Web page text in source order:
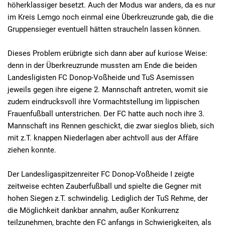
höherklassiger besetzt. Auch der Modus war anders, da es nur
im Kreis Lemgo noch einmal eine Überkreuzrunde gab, die die
Gruppensieger eventuell hätten straucheln lassen können.
Dieses Problem erübrigte sich dann aber auf kuriose Weise:
denn in der Überkreuzrunde mussten am Ende die beiden
Landesligisten FC Donop-Voßheide und TuS Asemissen
jeweils gegen ihre eigene 2. Mannschaft antreten, womit sie
zudem eindrucksvoll ihre Vormachtstellung im lippischen
Frauenfußball unterstrichen. Der FC hatte auch noch ihre 3.
Mannschaft ins Rennen geschickt, die zwar sieglos blieb, sich
mit z.T. knappen Niederlagen aber achtvoll aus der Affäre
ziehen konnte.
Der Landesligaspitzenreiter FC Donop-Voßheide I zeigte
zeitweise echten Zauberfußball und spielte die Gegner mit
hohen Siegen z.T. schwindelig. Lediglich der TuS Rehme, der
die Möglichkeit dankbar annahm, außer Konkurrenz
teilzunehmen, brachte den FC anfangs in Schwierigkeiten, als